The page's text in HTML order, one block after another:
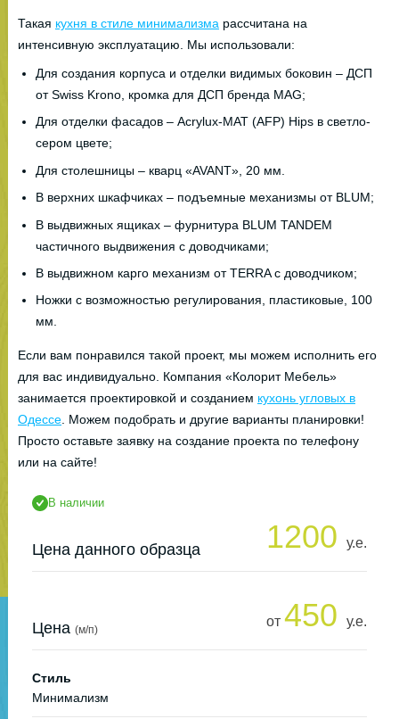
Такая кухня в стиле минимализма рассчитана на
интенсивную эксплуатацию. Мы использовали:
Для создания корпуса и отделки видимых боковин – ДСП
от Swiss Krono, кромка для ДСП бренда MAG;
Для отделки фасадов – Acrylux-MAT (AFP) Hips в светло-
сером цвете;
Для столешницы – кварц «AVANT», 20 мм.
В верхних шкафчиках – подъемные механизмы от BLUM;
В выдвижных ящиках – фурнитура BLUM TANDEM
частичного выдвижения с доводчиками;
В выдвижном карго механизм от TERRA с доводчиком;
Ножки с возможностью регулирования, пластиковые, 100
мм.
Если вам понравился такой проект, мы можем исполнить его
для вас индивидуально. Компания «Колорит Мебель»
занимается проектировкой и созданием кухонь угловых в
Одессе. Можем подобрать и другие варианты планировки!
Просто оставьте заявку на создание проекта по телефону
или на сайте!
В наличии
Цена данного образца 1200 у.е.
Цена (м/п)
от 450 у.е.
Стиль
Минимализм